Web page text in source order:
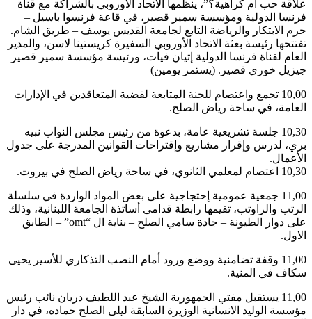
علاقة حب أم كراهية؟”، ينظمها الاتحاد الأوروبي بالشراكة مع قناة
فرنسا الدولية ومؤسسة سمير قصير، في قاعة فرنسوا باسيل –
حرم الابتكار والرياضة التابع لجامعة القديس يوسف – طريق الشام.
تفتتحها رئيسة بعثة الاتحاد الأوروبي السفيرة كريستينا لاسن، والمدير
العام لقناة فرنسا الدولية إتيان فيات، ورئيسة مؤسسة سمير قصير
جيزيل خوري قصير. (يستمر يومين)
10,00 تجمع واعتصام للجنة المتابعة لقضية المتعاقدين في الإدارات
العامة، في ساحة رياض الصلح.
10,30 جلسة تشريعية عامة، بدعوة من رئيس مجلس النواب نبيه
بري، لدرس وإقرار مشاريع وإقتراحات القوانين المدرجة على جدول
الأعمال.
10,30 اعتصام لمعلمي الثانوي، في ساحة رياض الصلح في بيروت.
11,00 جمعية عمومية إحتجاجية على بعض المواد الواردة في سلسلة
الرتب والراوتب، تقيمها رابطة قدامى أساتذة الجامعة اللبنانية، وذلك
على دوار الطيونة – جادة سامي الصلح – بناية ال “omt” – الطابق
الاول.
11,00 وقفة تضامنية ووضع ورود أمام النصب التذكاري للأسير يحيى
سكاف في المنية.
11,00 يستقبل مفتي الجمهورية الشيخ عبد اللطيف دريان نائب رئيس
مؤسسة الوليد الانسانية الوزيرة السابقة ليلى الصلح حماده، في دار